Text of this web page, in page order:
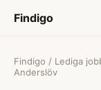
Findigo
Findigo / Lediga
Anderslöv